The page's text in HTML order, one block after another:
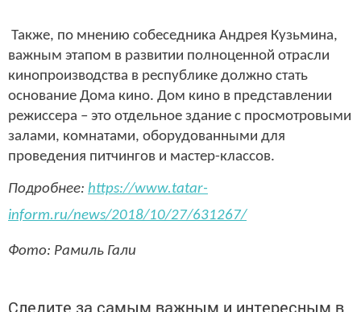
Также, по мнению собеседника Андрея Кузьмина,
важным этапом в развитии полноценной отрасли
кинопроизводства в республике должно стать
основание Дома кино. Дом кино в представлении
режиссера – это отдельное здание с просмотровыми
залами, комнатами, оборудованными для
проведения питчингов и мастер-классов.
Подробнее: https://www.tatar-
inform.ru/news/2018/10/27/631267/
Фото: Рамиль Гали
Следите за самым важным и интересным в